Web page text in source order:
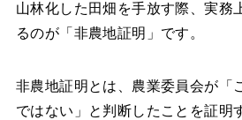
山林化した田畑を手放す際、実務
るのが「非農地証明」です。
非農地証明とは、農業委員会が「
ではない」と判断したことを証明